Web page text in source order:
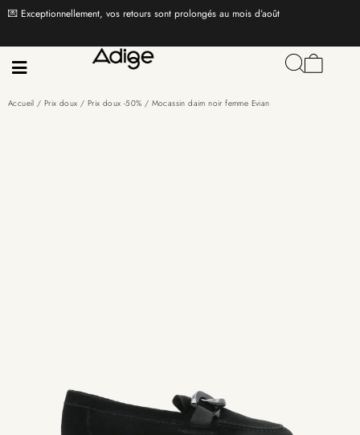
💌 Exceptionnellement, vos retours sont prolongés au mois d’août
Accueil /Prix doux / Prix doux -50% / Mocassin daim noir femme Evian